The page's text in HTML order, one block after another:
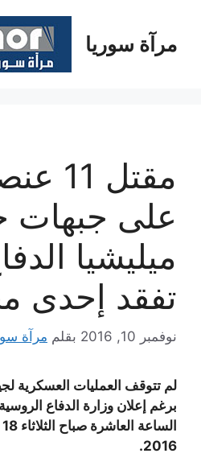
المحتوىمرآة سوريا
مقتل
على جبهات
ميليشيا
تفقد إحدى
نوفمبر 10, 2016 بقلم مرآة
لم تتوقف العمليات العسكرية
برغم إعلان وزارة الدفاع
2016.